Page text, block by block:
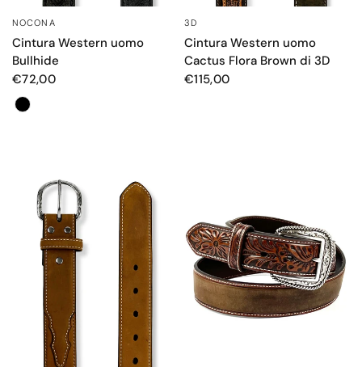
NOCONA
Cintura Western uomo
Bullhide
€72,00
Colore
3D
Cintura Western uomo
Cactus Flora Brown di 3D
€115,00